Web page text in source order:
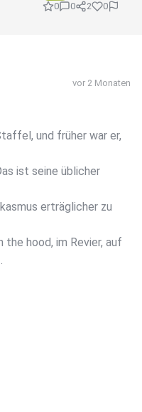
0
0 2 0
vor 2 Monaten
und früher war er,
ist seine üblicher
erträglicher zu
the hood, im Revier, auf